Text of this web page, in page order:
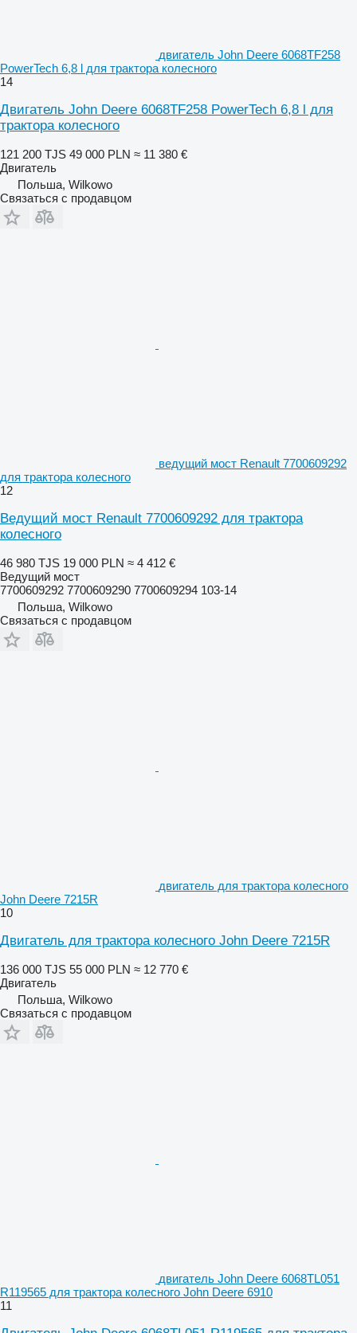
двигатель John Deere 6068TF258
PowerTech 6,8 l для трактора колесного
14
Двигатель John Deere 6068TF258 PowerTech 6,8 l для
трактора колесного
121 200 TJS 49 000 PLN ≈ 11 380 €
Двигатель
Польша, Wilkowo
Связаться с продавцом
ведущий мост Renault 7700609292
для трактора колесного
12
Ведущий мост Renault 7700609292 для трактора
колесного
46 980 TJS 19 000 PLN ≈ 4 412 €
Ведущий мост
7700609292 7700609290 7700609294 103-14
Польша, Wilkowo
Связаться с продавцом
двигатель для трактора колесного
John Deere 7215R
10
Двигатель для трактора колесного John Deere 7215R
136 000 TJS 55 000 PLN ≈ 12 770 €
Двигатель
Польша, Wilkowo
Связаться с продавцом
двигатель John Deere 6068TL051
R119565 для трактора колесного John Deere 6910
11